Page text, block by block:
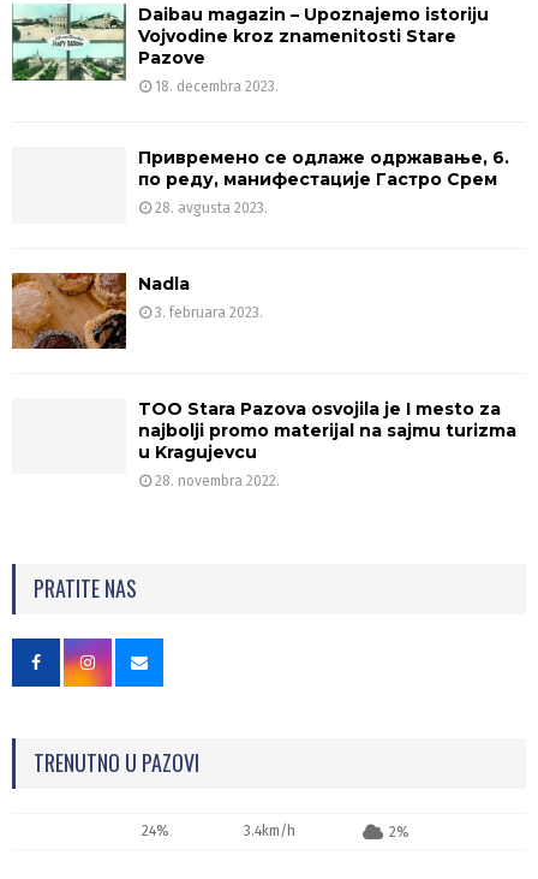
Daibau magazin – Upoznajemo istoriju
Vojvodine kroz znamenitosti Stare
Pazove
18. decembra 2023.
Привремено се одлаже одржавање, 6.
по реду, манифестације Гастро Срем
28. avgusta 2023.
Nadla
3. februara 2023.
TOO Stara Pazova osvojila je I mesto za
najbolji promo materijal na sajmu turizma
u Kragujevcu
28. novembra 2022.
PRATITE NAS
TRENUTNO U PAZOVI
24% 3.4km/h 2%